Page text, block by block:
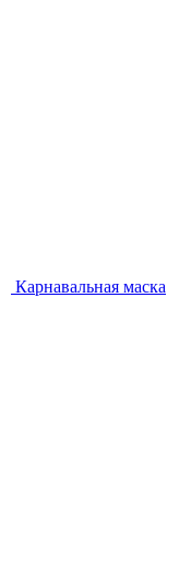
Карнавальная маска